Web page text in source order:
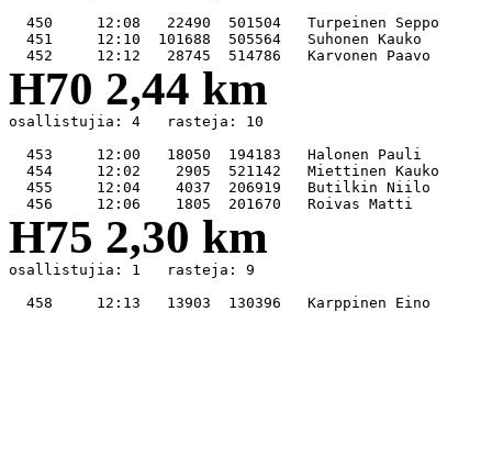
450     12:08   22490  501504
451     12:10  101688  505564
H70 2,44 km
osallistujia: 4   rasteja: 10
453     12:00   18050  194183
454     12:02    2905  521142
455     12:04    4037  206919
H75 2,30 km
osallistujia: 1   rasteja: 9